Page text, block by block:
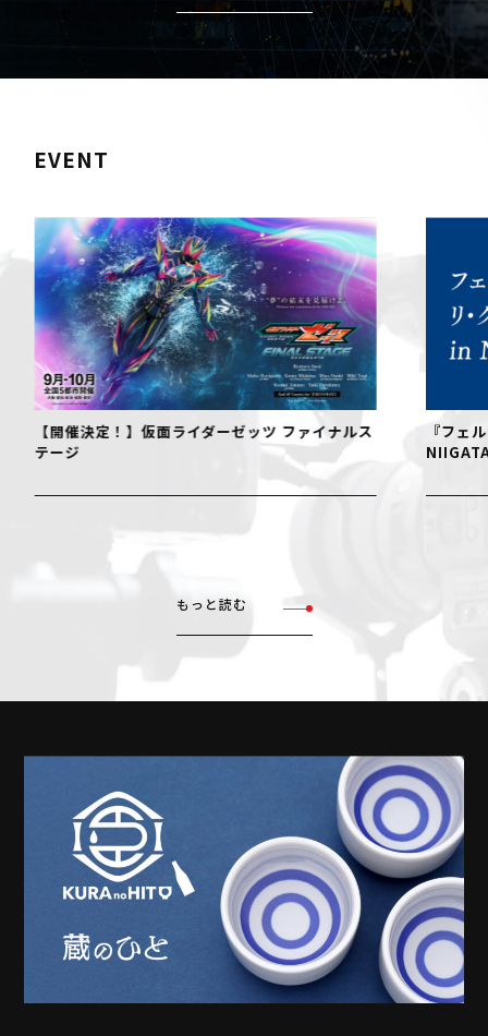
EVENT
『フェルメール リ・クリエイト展 in
NIIGATA』
【臨時
もっと読む